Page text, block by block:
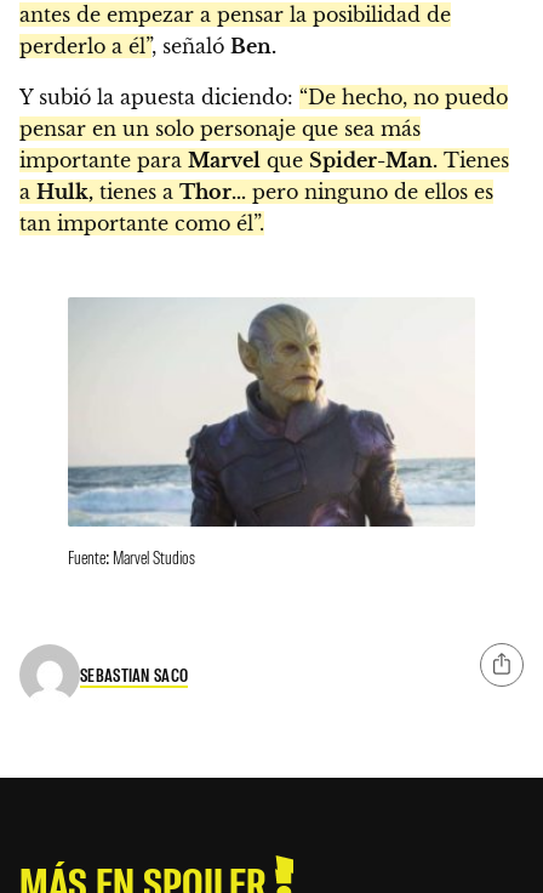
antes de empezar a pensar la posibilidad de
perderlo a él”, señaló Ben.
Y subió la apuesta diciendo: “De hecho, no puedo
pensar en un solo personaje que sea más
importante para Marvel que Spider-Man. Tienes
a Hulk, tienes a Thor… pero ninguno de ellos es
tan importante como él”.
Fuente: Marvel Studios
SEBASTIAN SACO
MÁS EN SPOILER